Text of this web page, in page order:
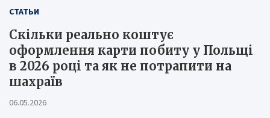
СТАТЬИ
Скільки реально коштує
оформлення карти побиту у Польщі
в 2026 році та як не потрапити на
шахраїв
06.05.2026